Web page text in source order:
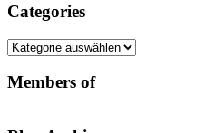
Categories
Categories
Members of